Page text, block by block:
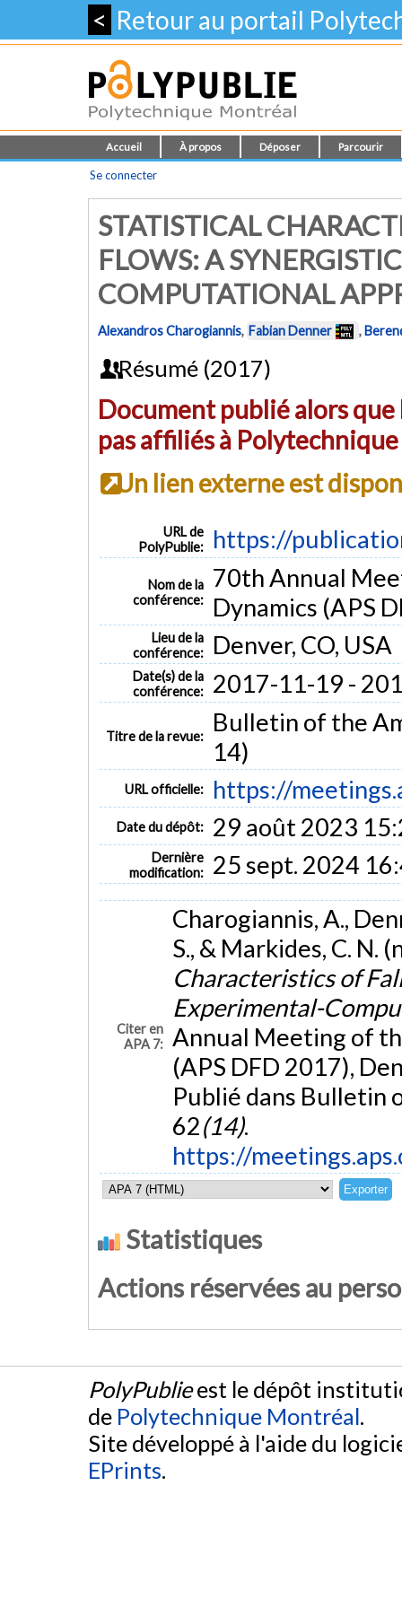
< Retour au portail
Accueil À propos Déposer Parcourir
Se connecter
STATISTICAL
FLOWS: A
COMPUTATIONAL
Alexandros Charogiannis, Fabian Denner ,
Résumé (2017)
Document publié alors
pas affiliés à
Un lien externe est
URL de
PolyPublie:
https://
Nom de la
conférence:
70th Annual
Dynamics (APS
Lieu de la
conférence:
Denver, CO, USA
Date(s) de la
conférence:
2017-11-19 -
Titre de la revue:
Bulletin of the
14)
URL officielle: https://
Date du dépôt: 29 août 2023
Dernière
modification:
25 sept. 2024
Citer en
APA 7:
Charogiannis, A.,
S., & Markides, C. N.
Characteristics of
Experimental-
Annual Meeting of
(APS DFD 2017),
Publié dans Bulletin
62(14).
https://
Statistiques
Actions réservées au
PolyPublieest le dépôt
de Polytechnique Montréal.
Site développé à l'aide du
EPrints.